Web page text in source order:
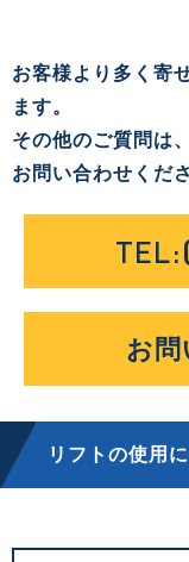
お客様より多く寄
ます。
その他のご質問は
お問い合わせくだ
TEL:
お問
リフトの使用